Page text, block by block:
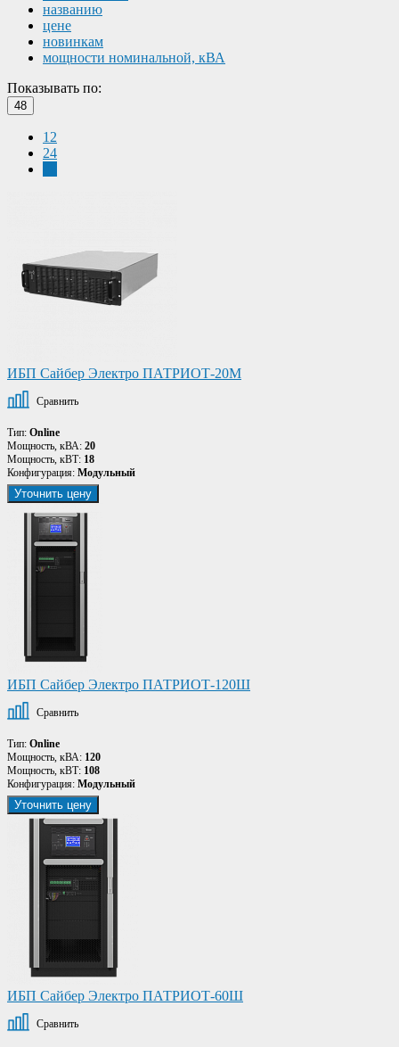
названию
цене
новинкам
мощности номинальной, кВА
Показывать по:
48
12
24
ИБП Сайбер Электро ПАТРИОТ-20М
Сравнить
Тип: Online
Мощность, кВА: 20
Мощность, кВТ: 18
Конфигурация: Модульный
Уточнить цену
ИБП Сайбер Электро ПАТРИОТ-120Ш
Сравнить
Тип: Online
Мощность, кВА: 120
Мощность, кВТ: 108
Конфигурация: Модульный
Уточнить цену
ИБП Сайбер Электро ПАТРИОТ-60Ш
Сравнить